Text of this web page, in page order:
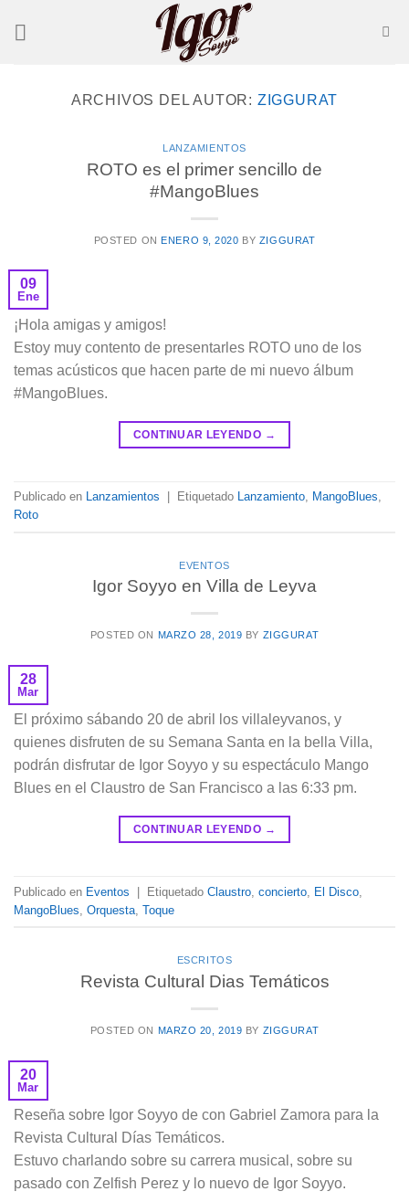
ARCHIVOS DEL AUTOR: ZIGGURAT
LANZAMIENTOS
ROTO es el primer sencillo de
#MangoBlues
POSTED ON ENERO 9, 2020 BY ZIGGURAT
09
Ene
¡Hola amigas y amigos!
Estoy muy contento de presentarles ROTO uno de los
temas acústicos que hacen parte de mi nuevo álbum
#MangoBlues.
CONTINUAR LEYENDO →
Publicado en Lanzamientos Etiquetado Lanzamiento MangoBlues
Roto
EVENTOS
Igor Soyyo en Villa de Leyva
POSTED ON MARZO 28, 2019 BY ZIGGURAT
28
Mar
El próximo sábando 20 de abril los villaleyvanos, y
quienes disfruten de su Semana Santa en la bella Villa,
podrán disfrutar de Igor Soyyo y su espectáculo Mango
Blues en el Claustro de San Francisco a las 6:33 pm.
CONTINUAR LEYENDO →
Publicado en Eventos | Etiquetado Claustro concierto El Disco
MangoBlues Orquesta Toque
ESCRITOS
Revista Cultural Dias Temáticos
POSTED ON MARZO 20, 2019 BY ZIGGURAT
20
Mar
Reseña sobre Igor Soyyo de con Gabriel Zamora para la
Revista Cultural Días Temáticos.
Estuvo charlando sobre su carrera musical, sobre su
pasado con Zelfish Perez y lo nuevo de Igor Soyyo.